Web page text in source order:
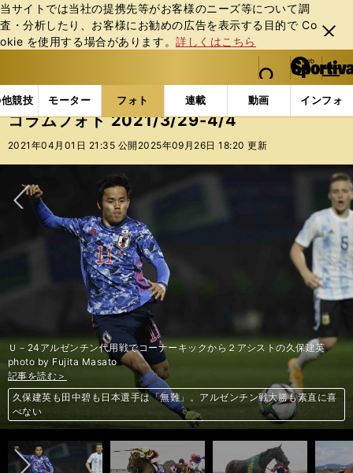
当サイトでは当社の提携先等がお客様のニーズ等について調
査・分析したり、お客様にお勧めの広告を表⽰する⽬的で Co
okie を使⽤する場合があります。詳しくはこちら
閉じ
る
web Sportiva (webスポルティーバ)
検索
マイペ
ー
ジ
メニュ
競技 モーター フォト 連載 動画 インフォ
b
ス
ポ
ル
ー
バ
フォトギャラリー コラムフォト コラムフォト
コラムフォト 2021/3/29-4/4
2021年04月01日 21:35 公開 2025年09月26日 18:20 更新
次へ
Ｕ－24アルゼンチン代用戦でコーナーキックから２アシストの久保建英
photo by Fujita Masato
記事を読む＞
久保建英も田中碧も日本選手は「無難」。アルゼンチン戦大勝も素直に喜
べない
記事を読む＞
短距離界の絶対女王グランアレグリアは大阪杯で距離の壁を打ち破れるか
記事を読む＞
大阪杯で打倒コントレイルへ。グランアレグリアは2000ｍもこなせる
記事を読む＞
大阪杯、過去の激走パターンから浮上する２頭に託す「３強」の一角崩し
記事を読む＞
スペインの名将が韓国戦を分析。ボランチ２人を称賛「あえて苦言を言う
なら…」
記事を読む＞
ほのかが予想する大阪杯。「２強」以外で注目している馬は？
記事を読む＞
大阪杯は「２強」で決まるのか。穴党記者はその間隙を突く伏兵４頭に期
待
記事を読む＞
「やっぱりきつかった」宮國椋丞の本音。巨人で開幕投手を務めた男が背
番号106から再出発
前へ